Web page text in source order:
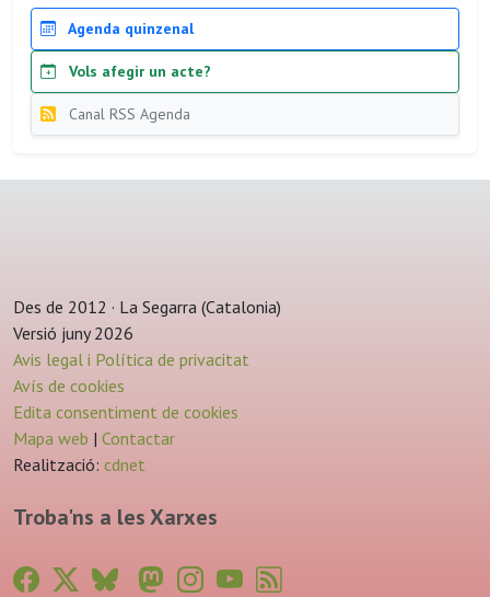
Agenda quinzenal
Vols afegir un acte?
Canal RSS Agenda
Des de 2012 · La Segarra (Catalonia)
Versió juny 2026
Avis legal i Política de privacitat
Avís de cookies
Edita consentiment de cookies
Mapa web | Contactar
Realització: cdnet
Troba'ns a les Xarxes